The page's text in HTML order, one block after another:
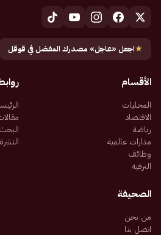
★اجعل «عاجل» مصدرك المفضل في قوقل
الأقسام
المحليات
الاقتصاد
رياضة
مدارات عالمية
وظائف
الترفيه
البحث
الصحيفة
من نحن
اتصل بنا